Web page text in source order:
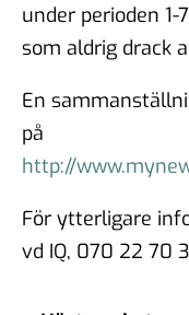
under perioden 1-
som aldrig drack
En
på
http://
För ytterligare
vd IQ, 070 22 70